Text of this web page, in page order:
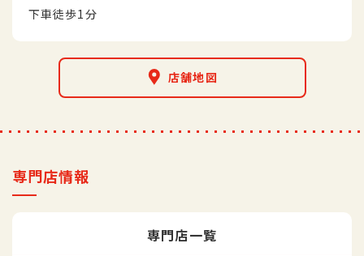
下車徒歩1分
店舗地図
専門店情報
専門店一覧